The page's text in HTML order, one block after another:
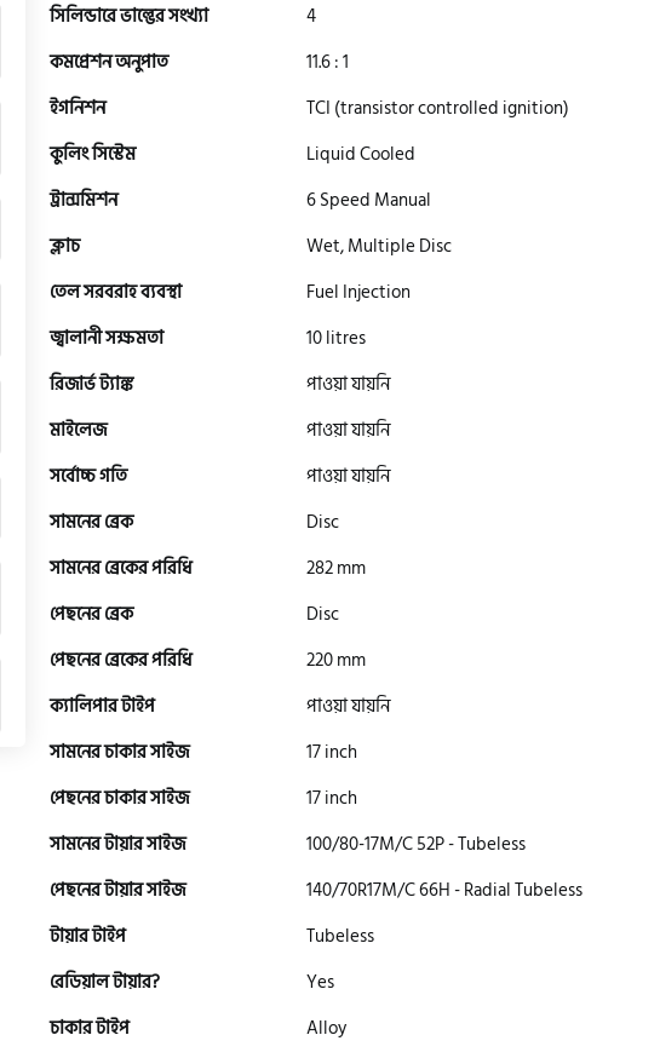
সিলিন্ডারে ভাল্ভের সংখ্যা
4
কমপ্রেশন অনুপাত
11.6 : 1
ইগনিশন
TCI (transistor controlled ignition)
কুলিং সিস্টেম
Liquid Cooled
ট্রান্সমিশন
6 Speed Manual
ক্লাচ
Wet, Multiple Disc
তেল সরবরাহ ব্যবস্থা
Fuel Injection
জ্বালানী সক্ষমতা
10 litres
রিজার্ভ ট্যাঙ্ক
পাওয়া যায়নি
মাইলেজ
পাওয়া যায়নি
সর্বোচ্চ গতি
পাওয়া যায়নি
সামনের ব্রেক
Disc
সামনের ব্রেকের পরিধি
282 mm
পেছনের ব্রেক
Disc
পেছনের ব্রেকের পরিধি
220 mm
ক্যালিপার টাইপ
পাওয়া যায়নি
সামনের চাকার সাইজ
17 inch
পেছনের চাকার সাইজ
17 inch
সামনের টায়ার সাইজ
100/80-17M/C 52P - Tubeless
পেছনের টায়ার সাইজ
140/70R17M/C 66H - Radial Tubeless
টায়ার টাইপ
Tubeless
রেডিয়াল টায়ার?
Yes
চাকার টাইপ
Alloy